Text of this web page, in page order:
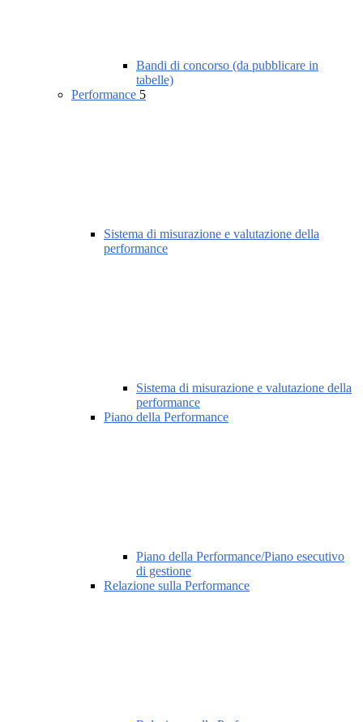
Bandi di concorso (da pubblicare in
tabelle)
Performance 5
Sistema di misurazione e valutazione della
performance
Sistema di misurazione e valutazione della
performance
Piano della Performance
Piano della Performance/Piano esecutivo
di gestione
Relazione sulla Performance